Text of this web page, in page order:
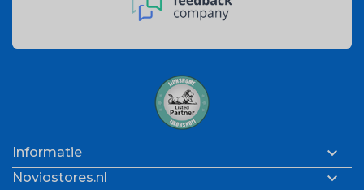
Informatie 
Noviostores.nl 